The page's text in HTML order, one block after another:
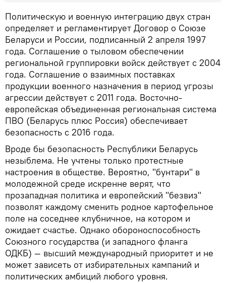
Политическую и военную интеграцию двух стран
определяет и регламентирует Договор о Союзе
Беларуси и России, подписанный 2 апреля 1997
года. Соглашение о тыловом обеспечении
региональной группировки войск действует с 2004
года. Соглашение о взаимных поставках
продукции военного назначения в период угрозы
агрессии действует с 2011 года. Восточно-
европейская объединенная региональная система
ПВО (Беларусь плюс Россия) обеспечивает
безопасность с 2016 года.
Вроде бы безопасность Республики Беларусь
незыблема. Не учтены только протестные
настроения в обществе. Вероятно, "бунтари" в
молодежной среде искренне верят, что
прозападная политика и европейский "безвиз"
позволят каждому сменить родное картофельное
поле на соседнее клубничное, на котором и
ожидает счастье. Однако обороноспособность
Союзного государства (и западного фланга
ОДКБ) — высший международный приоритет и не
может зависеть от избирательных кампаний и
политических амбиций любого уровня.